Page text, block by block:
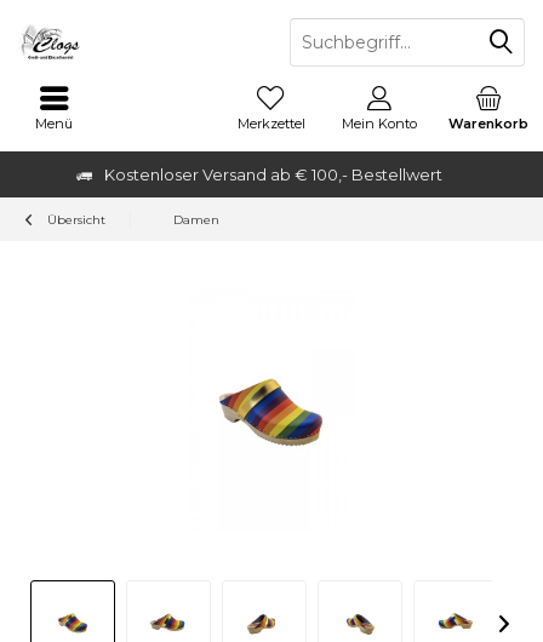
Kostenloser Versand ab € 100,- Bestellwert
Menü Warenkorb
Merkzettel Mein Konto
Übersicht Damen